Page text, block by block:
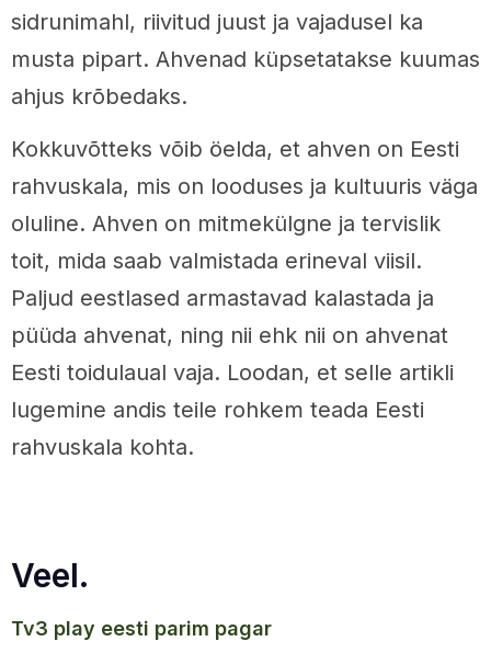
sidrunimahl, riivitud juust ja vajadusel ka
musta pipart. Ahvenad küpsetatakse kuumas
ahjus krõbedaks.
Kokkuvõtteks võib öelda, et ahven on Eesti
rahvuskala, mis on looduses ja kultuuris väga
oluline. Ahven on mitmekülgne ja tervislik
toit, mida saab valmistada erineval viisil.
Paljud eestlased armastavad kalastada ja
püüda ahvenat, ning nii ehk nii on ahvenat
Eesti toidulaual vaja. Loodan, et selle artikli
lugemine andis teile rohkem teada Eesti
rahvuskala kohta.
Veel.
tv3 play eesti parim pagar